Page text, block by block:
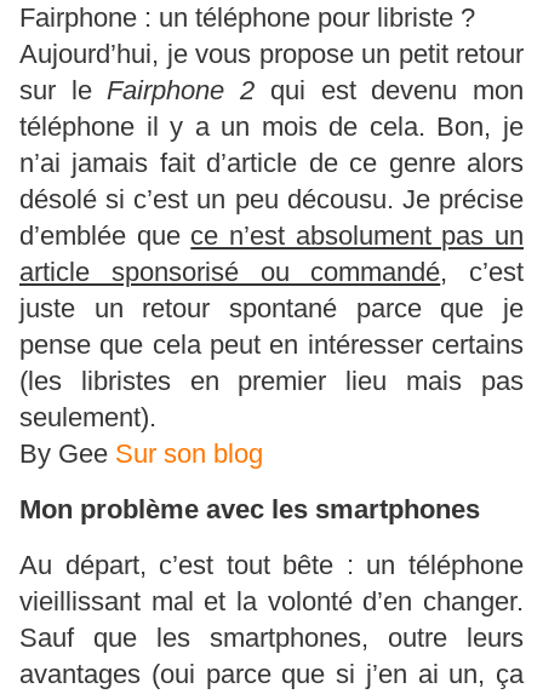
Fairphone : un téléphone pour libriste ?
Aujourd’hui, je vous propose un petit retour
sur le Fairphone 2 qui est devenu mon
téléphone il y a un mois de cela. Bon, je
n’ai jamais fait d’article de ce genre alors
désolé si c’est un peu décousu. Je précise
d’emblée que ce n’est absolument pas un
article sponsorisé ou commandé, c’est
juste un retour spontané parce que je
pense que cela peut en intéresser certains
(les libristes en premier lieu mais pas
seulement).
By Gee Sur son blog
Mon problème avec les smartphones
Au départ, c’est tout bête : un téléphone
vieillissant mal et la volonté d’en changer.
Sauf que les smartphones, outre leurs
avantages (oui parce que si j’en ai un, ça